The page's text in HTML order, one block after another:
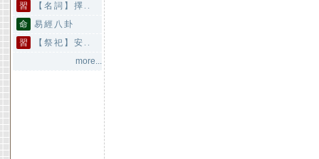
習
【名詞】擇..
命
易經八卦
習
【祭祀】安..
more...